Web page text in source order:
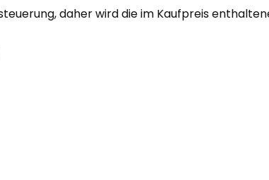
daher wird die im Kaufpreis